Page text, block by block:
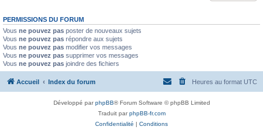
PERMISSIONS DU FORUM
Vous ne pouvez pas poster de nouveaux sujets
Vous ne pouvez pas répondre aux sujets
Vous ne pouvez pas modifier vos messages
Vous ne pouvez pas supprimer vos messages
Vous ne pouvez pas joindre des fichiers
Accueil Index du forum Heures au format UTC
Développé parphpBB® Forum Software © phpBB Limited
Traduit parphpBB-fr.com
Confidentialité | Conditions